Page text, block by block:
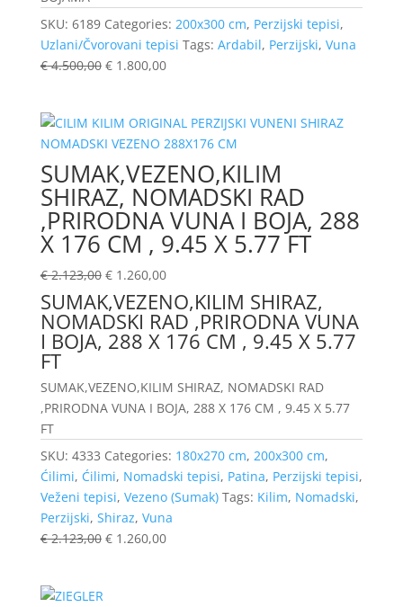
SKU: 6189 Categories: 200x300 cm, Perzijski tepisi,
Uzlani/Čvorovani tepisi Tags: Ardabil, Perzijski, Vuna
€4.500,00 €1.800,00
SUMAK,VEZENO,KILIM
SHIRAZ, NOMADSKI RAD
,PRIRODNA VUNA I BOJA, 288
X 176 CM , 9.45 X 5.77 FT
€2.123,00 €1.260,00
SUMAK,VEZENO,KILIM SHIRAZ,
NOMADSKI RAD ,PRIRODNA VUNA
I BOJA, 288 X 176 CM , 9.45 X 5.77
FT
SUMAK,VEZENO,KILIM SHIRAZ, NOMADSKI RAD
,PRIRODNA VUNA I BOJA, 288 X 176 CM , 9.45 X 5.77
FT
SKU: 4333 Categories: 180x270 cm, 200x300 cm,
Ćilimi, Ćilimi, Nomadski tepisi, Patina, Perzijski tepisi,
Veženi tepisi, Vezeno (Sumak) Tags: Kilim, Nomadski,
Perzijski, Shiraz, Vuna
€2.123,00 €1.260,00